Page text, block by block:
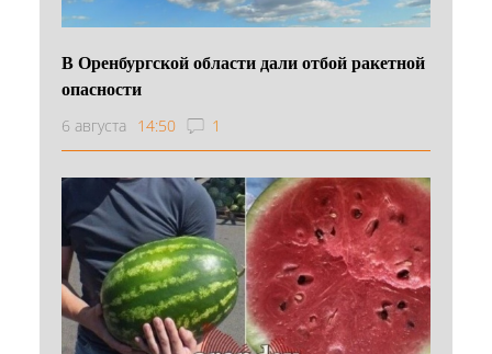
В Оренбургской области дали отбой ракетной
опасности
6 августа 14:50 1